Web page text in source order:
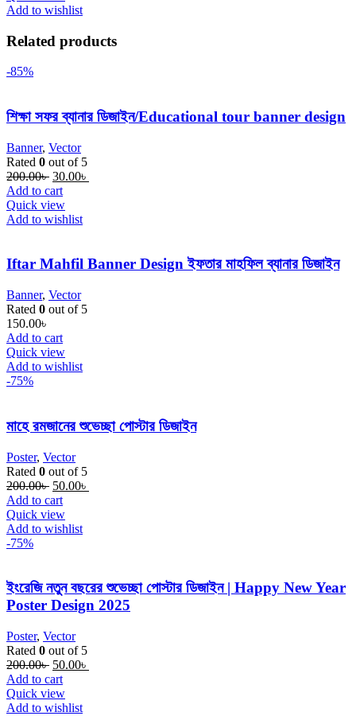
Add to wishlist
Related products
-85%
শিক্ষা সফর ব্যানার ডিজাইন/Educational tour banner design
Banner, Vector
Rated 0 out of 5
200.00৳ Original
price
was:
200.00৳ .
30.00৳
Add to cart
Quick view
Add to wishlist
Iftar Mahfil Banner Design ইফতার মাহফিল ব্যানার ডিজাইন
Banner, Vector
Rated 0 out of 5
150.00৳
Add to cart
Quick view
Add to wishlist
-75%
মাহে রমজানের শুভেচ্ছা পোস্টার ডিজাইন
Poster, Vector
Rated 0 out of 5
200.00৳ Original
price
was:
200.00৳ .
50.00৳
Add to cart
Quick view
Add to wishlist
-75%
ইংরেজি নতুন বছরের শুভেচ্ছা পোস্টার ডিজাইন | Happy New Year
Poster Design 2025
Poster, Vector
Rated 0 out of 5
200.00৳ Original
price
was:
200.00৳ .
50.00৳
Add to cart
Quick view
Add to wishlist